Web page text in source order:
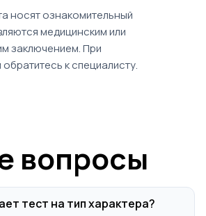
носят ознакомительный
медицинским или
заключением. При
к специалисту.
вопросы
тест на тип характера?